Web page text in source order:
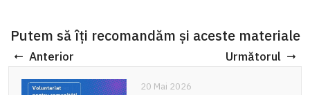
Putem să îți recomandăm și aceste materiale
Anterior Următorul
20 Mai 2026